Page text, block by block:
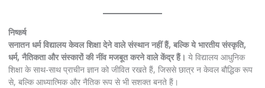
निष्कर्ष
सनातन धर्म विद्यालय केवल शिक्षा देने वाले संस्थान नहीं हैं, बल्कि ये भारतीय संस्कृति,
धर्म, नैतिकता और संस्कारों की नींव मजबूत करने वाले केंद्र हैं। ये विद्यालय आधुनिक
शिक्षा के साथ-साथ प्राचीन ज्ञान को जीवित रखते हैं, जिससे छात्र न केवल बौद्धिक रूप
से, बल्कि आध्यात्मिक और नैतिक रूप से भी सशक्त बनते हैं।